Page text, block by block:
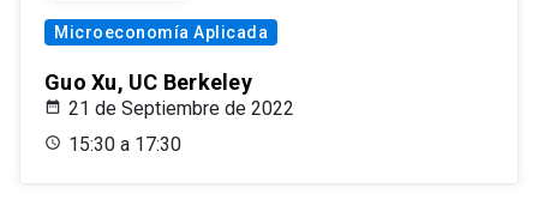
Microeconomía Aplicada
Guo Xu, UC Berkeley
21 de Septiembre de 2022
15:30 a 17:30